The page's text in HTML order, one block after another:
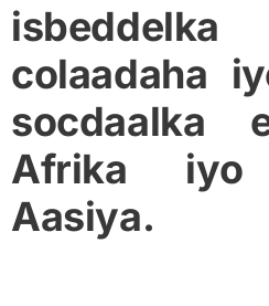
colaadaha
socdaalka
Afrika iyo
Aasiya.